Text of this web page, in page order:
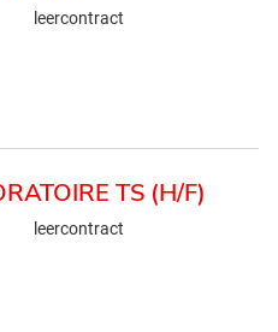
leercontract
TS (H/F)
leercontract